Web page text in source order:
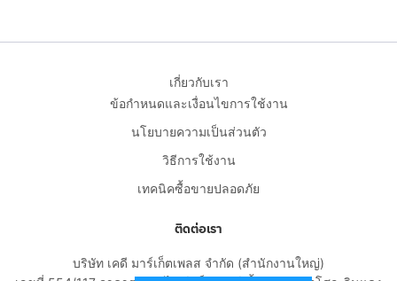
เกี่ยวกับเรา
ข้อกำหนดและเงื่อนไขการใช้งาน
นโยบายความเป็นส่วนตัว
วิธีการใช้งาน
เทคนิคซื้อขายปลอดภัย
ติดต่อเรา
บริษัท เคดี มาร์เก็ตเพลส จำกัด (สำนักงานใหญ่)